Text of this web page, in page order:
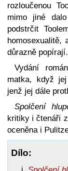
rozloučenou
mimo jiné dalo
podstrčit
homosexualitě,
důrazně popírají.
Vydání
matka, když
jenž jej dále
Spolčení
kritiky i čtenáři
oceněna i
Dílo: